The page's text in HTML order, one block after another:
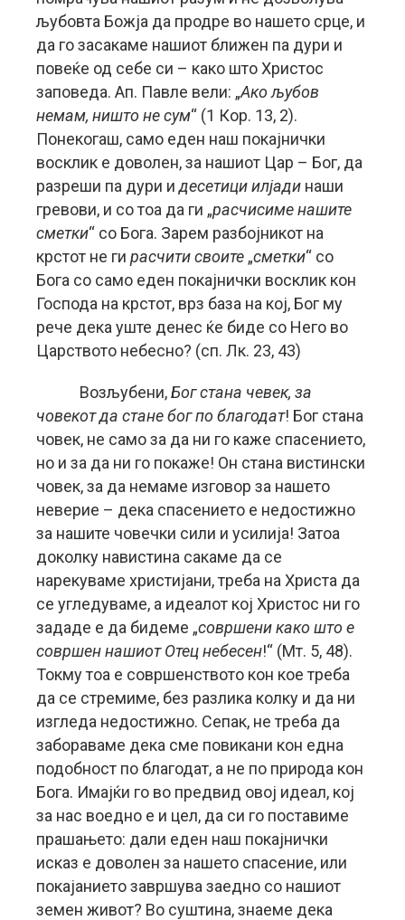
љубовта Божја да продре во нашето срце, и
да го засакаме нашиот ближен па дури и
повеќе од себе си – како што Христос
заповеда. Ап. Павле вели: „Ако љубов
немам, ништо не сум“ (1 Кор. 13, 2).
Понекогаш, само еден наш покајнички
восклик е доволен, за нашиот Цар – Бог, да
разреши па дури идесетици илјади наши
гревови, и со тоа да ги „расчисиме нашите
сметки“ со Бога. Зарем разбојникот на
крстот не ги расчити своите „сметки“ со
Бога со само еден покајнички восклик кон
Господа на крстот, врз база на кој, Бог му
рече дека уште денес ќе биде со Него во
Царството небесно? (сп. Лк. 23, 43)
Возљубени,Бог стана чевек, за
човекот да стане бог по благодат! Бог стана
човек, не само за да ни го каже спасението,
но и за да ни го покаже! Он стана вистински
човек, за да немаме изговор за нашето
неверие – дека спасението е недостижно
за нашите човечки сили и усилија! Затоа
доколку навистина сакаме да се
нарекуваме христијани, треба на Христа да
се угледуваме, а идеалот кој Христос ни го
зададе е да бидеме „совршени како што е
совршен нашиот Отец небесен!“ (Мт. 5, 48).
Токму тоа е совршенството кон кое треба
да се стремиме, без разлика колку и да ни
изгледа недостижно. Сепак, не треба да
забораваме дека сме повикани кон една
подобност по благодат, а не по природа кон
Бога. Имајќи го во предвид овој идеал, кој
за нас воедно е и цел, да си го поставиме
прашањето: дали еден наш покајнички
исказ е доволен за нашето спасение, или
покајанието завршува заедно со нашиот
земен живот? Во суштина, знаеме дека